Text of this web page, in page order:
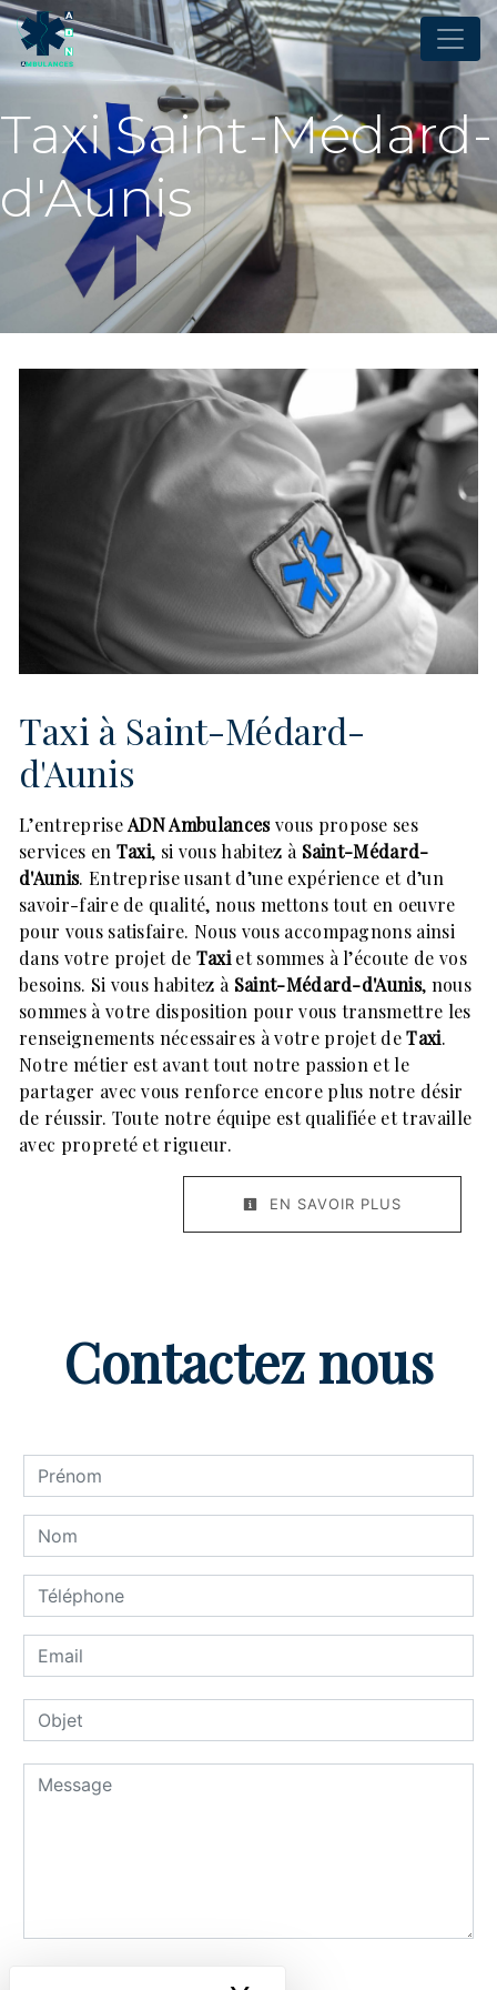
Panneau de gestion des cookies
Taxi Saint-Médard-
d'Aunis
Taxi à Saint-Médard-
d'Aunis
L’entrepriseADN Ambulancesvous propose ses
services en Taxi, si vous habitez à Saint-Médard-
d'Aunis. Entreprise usant d’une expérience et d’un
savoir-faire de qualité, nous mettons tout en oeuvre
pour vous satisfaire. Nous vous accompagnons ainsi
dans votre projet de Taxiet sommes à l’écoute de vos
besoins. Si vous habitez à Saint-Médard-d'Aunis, nous
sommes à votre disposition pour vous transmettre les
renseignements nécessaires à votre projet deTaxi.
Notre métier est avant tout notre passion et le
partager avec vous renforce encore plus notre désir
de réussir. Toute notre équipe est qualifiée et travaille
avec propreté et rigueur.
EN SAVOIR PLUS
Contactez nous